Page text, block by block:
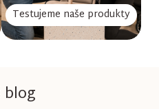
Testujeme naše produkty
blog